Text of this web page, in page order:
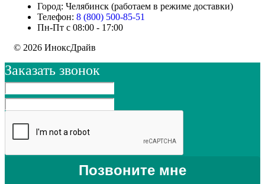
Город: Челябинск (работаем в режиме доставки)
Телефон: 8 (800) 500-85-51
Пн-Пт с 08:00 - 17:00
© 2026 ИноксДрайв
Заказать звонок